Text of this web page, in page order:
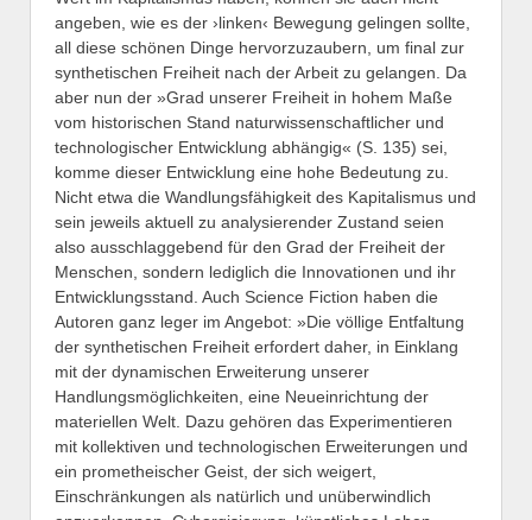
angeben, wie es der ›linken‹ Bewegung gelingen sollte,
all diese schönen Dinge hervorzuzaubern, um final zur
synthetischen Freiheit nach der Arbeit zu gelangen. Da
aber nun der »Grad unserer Freiheit in hohem Maße
vom historischen Stand naturwissenschaftlicher und
technologischer Entwicklung abhängig« (S. 135) sei,
komme dieser Entwicklung eine hohe Bedeutung zu.
Nicht etwa die Wandlungsfähigkeit des Kapitalismus und
sein jeweils aktuell zu analysierender Zustand seien
also ausschlaggebend für den Grad der Freiheit der
Menschen, sondern lediglich die Innovationen und ihr
Entwicklungsstand. Auch Science Fiction haben die
Autoren ganz leger im Angebot: »Die völlige Entfaltung
der synthetischen Freiheit erfordert daher, in Einklang
mit der dynamischen Erweiterung unserer
Handlungsmöglichkeiten, eine Neueinrichtung der
materiellen Welt. Dazu gehören das Experimentieren
mit kollektiven und technologischen Erweiterungen und
ein prometheischer Geist, der sich weigert,
Einschränkungen als natürlich und unüberwindlich